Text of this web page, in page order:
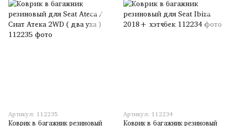
Артикул: 112235
Коврик в багажник резиновый
Артикул: 112234
Коврик в багажник резиновый